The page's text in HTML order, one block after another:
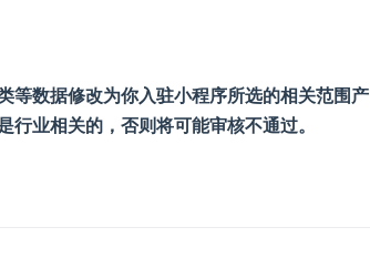
等数据修改为你入驻小程序所选的相关范围产
业相关的，否则将可能审核不通过。